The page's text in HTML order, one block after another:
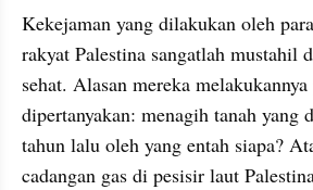
Kekejaman yang dilakukan oleh
rakyat Palestina sangatlah mustahil
sehat. Alasan mereka
dipertanyakan: menagih tanah yang
tahun lalu oleh yang entah siapa?
cadangan gas di pesisir laut